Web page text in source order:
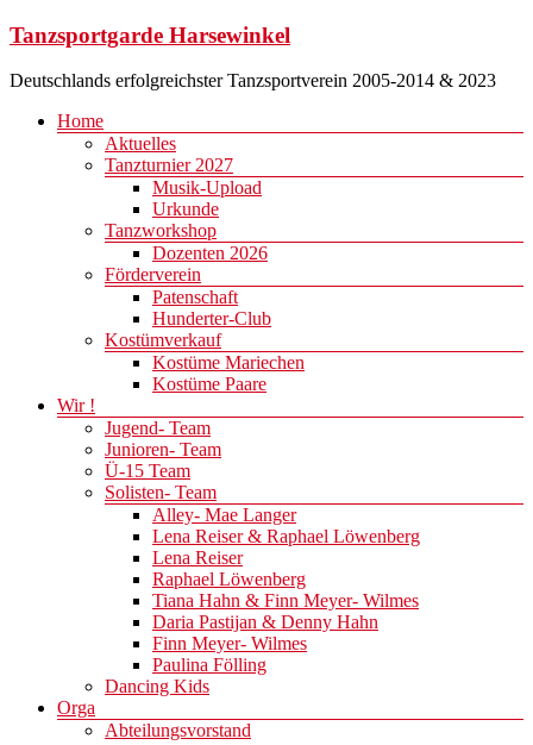
Zum
springen
Tanzsportgarde Harsewinkel
Deutschlands erfolgreichster Tanzsportverein 2005-2014 & 2023
Menü
Home
Aktuelles
Tanzturnier 2027
Musik-Upload
Urkunde
Tanzworkshop
Dozenten 2026
Förderverein
Patenschaft
Hunderter-Club
Kostümverkauf
Kostüme Mariechen
Kostüme Paare
Wir !
Jugend- Team
Junioren- Team
Ü-15 Team
Solisten- Team
Alley- Mae Langer
Lena Reiser & Raphael Löwenberg
Lena Reiser
Raphael Löwenberg
Tiana Hahn & Finn Meyer- Wilmes
Daria Pastijan & Denny Hahn
Finn Meyer- Wilmes
Paulina Fölling
Dancing Kids
Orga
Abteilungsvorstand